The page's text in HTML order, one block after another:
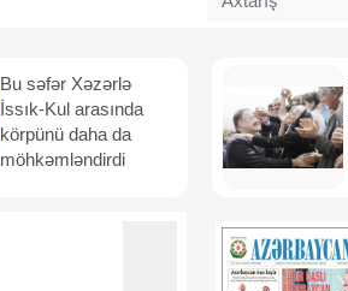
Bu səfər Xəzərlə
İssık-Kul arasında
körpünü daha da
möhkəmləndirdi